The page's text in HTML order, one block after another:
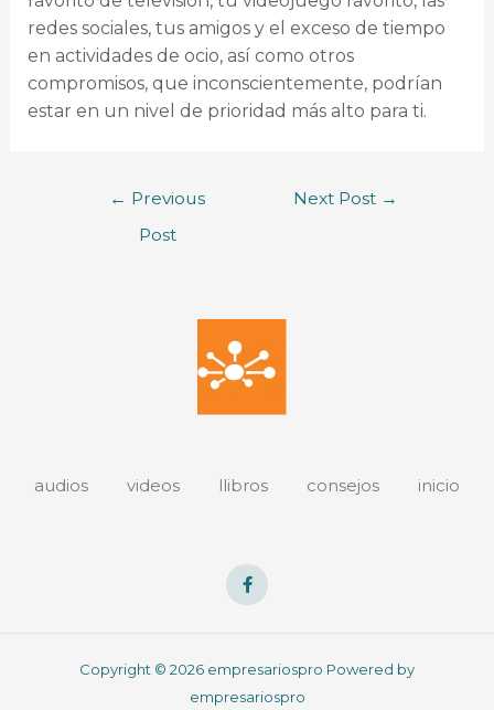
redes sociales, tus amigos y el exceso de tiempo
en actividades de ocio, así como otros
compromisos, que inconscientemente, podrían
estar en un nivel de prioridad más alto para ti.
← Previous
Post
Next Post →
audios videos llibros consejos inicio
Copyright © 2026 empresariospro Powered by
empresariospro